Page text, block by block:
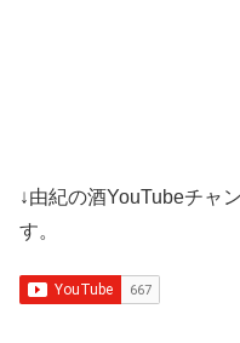
↓由紀の酒YouTubeチャ
す。